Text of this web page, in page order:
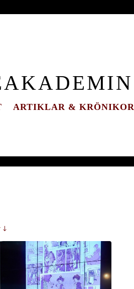
ARTIKLAR & KRÖNIKOR
↓